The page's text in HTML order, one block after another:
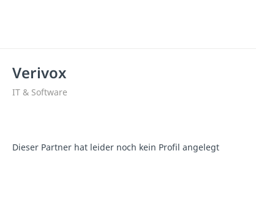
Verivox
IT & Software
Dieser Partner hat leider noch kein Profil angelegt